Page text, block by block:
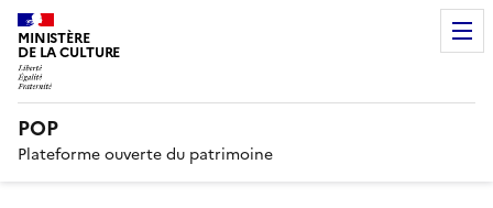
MINISTÈRE
DE LA CULTURE
POP
Plateforme ouverte du patrimoine